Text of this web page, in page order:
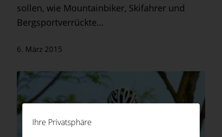
Ihre Privatsphäre
sollen, wie Mountainbiker, Skifahrer und
Bergsportverrückte…
6. März 2015